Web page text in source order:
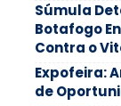
Súmula
Botafogo
Contra o
Expofeira:
de